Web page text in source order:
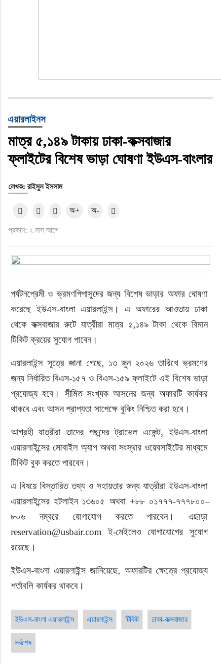
এয়ারলাইনস
মাত্র ৫,১৪৯ টাকায় ঢাকা-কক্সবাজার
ফ্লাইটের বিশেষ ভাড়া ঘোষণা ইউএস-বাংলার
লেখক: রাইসুল ইসলাম
প্রকাশ: ২ মাস আগে
অ+ অ-
পর্যটনপ্রেমী ও ভ্রমণপিপাসুদের জন্য বিশেষ ভাড়ার অফার ঘোষণা
করেছে ইউএস-বাংলা এয়ারলাইন্স। এ অফারের আওতায় ঢাকা
থেকে কক্সবাজার রুটে যাত্রীরা মাত্র ৫,১৪৯ টাকা থেকে বিমান
টিকিট ক্রয়ের সুযোগ পাবেন।
এয়ারলাইন্স সূত্রে জানা গেছে, ১৩ জুন ২০২৬ তারিখে ভ্রমণের
জন্য নির্ধারিত বিএস-১৫৭ ও বিএস-১৫৯ ফ্লাইটে এই বিশেষ ভাড়া
প্রযোজ্য হবে। সীমিত সংখ্যক আসনের জন্য অফারটি কার্যকর
থাকবে এবং আসন প্রাপ্যতা সাপেক্ষে বুকিং নিশ্চিত করা হবে।
আগ্রহী যাত্রীরা তাদের পছন্দের ট্রাভেল এজেন্ট, ইউএস-বাংলা
এয়ারলাইন্সের মোবাইল অ্যাপ অথবা সংস্থার ওয়েবসাইটের মাধ্যমে
টিকিট বুক করতে পারবেন।
এ বিষয়ে বিস্তারিত তথ্য ও সহায়তার জন্য যাত্রীরা ইউএস-বাংলা
এয়ারলাইন্সের হটলাইন ১৩৬০৫ অথবা +৮৮ ০১৭৭৭-৭৭৭৮০০–
৮০৬ নম্বরে যোগাযোগ করতে পারবেন। এছাড়া
reservation@usbair.com ই-মেইলেও যোগাযোগের সুযোগ
রয়েছে।
ইউএস-বাংলা এয়ারলাইন্স জানিয়েছে, অফারটির ক্ষেত্রে প্রযোজ্য
শর্তাবলি কার্যকর থাকবে।
ইউএস-বাংলা এয়ারলাইন্স এয়ারলাইন্স টিকিট ঢাকা-কক্সবাজার
সর্বশেষ